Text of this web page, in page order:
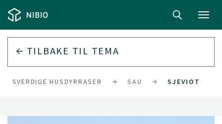
TILBAKE TIL TEMA
HUSDYRRASER SAU SJEVIOT